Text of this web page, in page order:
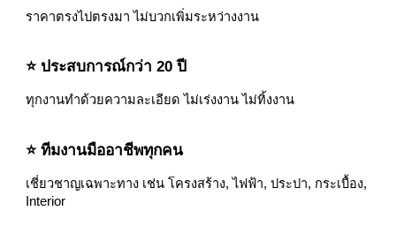
ราคาตรงไปตรงมา ไม่บวกเพิ่มระหว่างงาน
⭐ ประสบการณ์กว่า 20 ปี
ทุกงานทำด้วยความละเอียด ไม่เร่งงาน ไม่ทิ้งงาน
⭐ ทีมงานมืออาชีพทุกคน
เชี่ยวชาญเฉพาะทาง เช่น โครงสร้าง, ไฟฟ้า, ประปา, กระเบื้อง,
Interior